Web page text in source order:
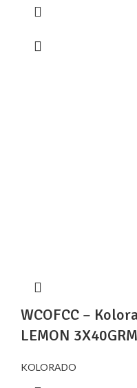
WCOFCC –
LEMON 3X40GRM
KOLORADO